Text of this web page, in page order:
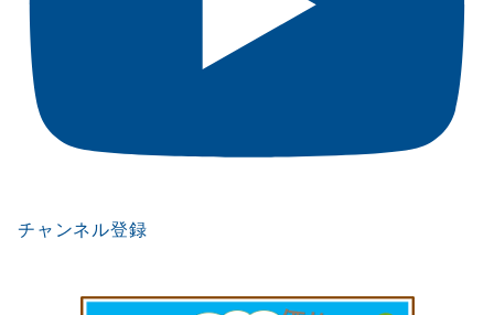
チャンネル登録